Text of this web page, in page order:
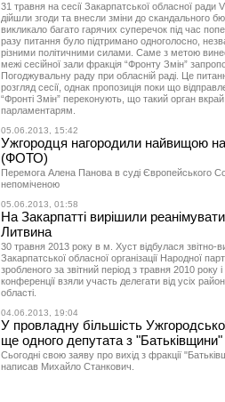
31 травня на сесії Закарпатської обласної ради
дійшли згоди та внесли зміни до скандального
викликало багато гарячих суперечок під час
разу питання було підтримано одноголосно,
різними політичними силами. Саме з метою
межі сесійної зали фракція “Фронту Змін”
Погоджувальну раду при обласній раді. Це
розгляд сесії, однак пропозиція поки що
“Фронті Змін” переконують, що такий орган
парламентарям.
05.06.2013, 15:42
Ужгородця нагородили найвищою
(ФОТО)
Перемога Алена Панова в суді Європейського
непоміченою
05.06.2013, 01:58
На Закарпатті вирішили
Литвина
30 травня 2013 року в м. Хуст відбулася звітно-
Закарпатської обласної організації Народної
зробленого за звітний період з травня 2010 року
конференції взяли участь делегати від усіх
області.
04.06.2013, 19:04
У провладну більшість
ще одного депутата з "Батьківщини"
Сьогодні свою заяву про вихід з фракції
написав Михайло Станкович.